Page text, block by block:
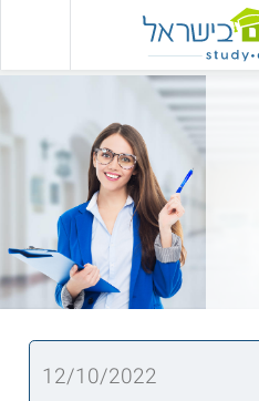
12/10/2022